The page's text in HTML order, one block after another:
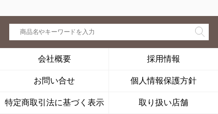
会社概要 採用情報
お問い合せ 個人情報保護方針
特定商取引法に基づく表示 取り扱い店舗